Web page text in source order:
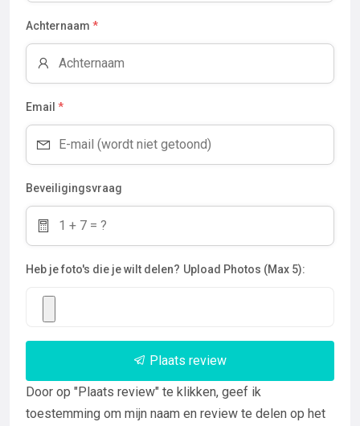
Achternaam *
Email *
Beveiligingsvraag
Heb je foto's die je wilt delen? Upload Photos (Max 5):
Plaats review
Door op "Plaats review" te klikken, geef ik
toestemming om mijn naam en review te delen op het